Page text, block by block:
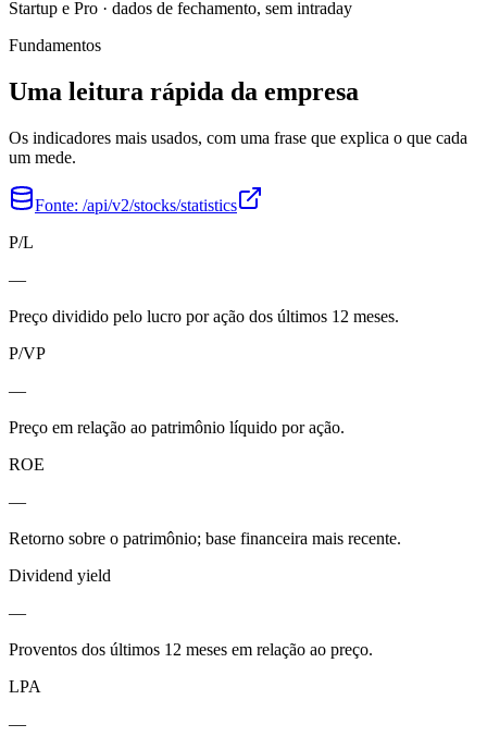
Startup e Pro · dados de fechamento, sem intraday
Fundamentos
Uma leitura rápida da empresa
Os indicadores mais usados, com uma frase que explica o que cada
um mede.
Fonte: /api/v2/stocks/statistics
P/L
—
Preço dividido pelo lucro por ação dos últimos 12 meses.
P/VP
—
Preço em relação ao patrimônio líquido por ação.
ROE
—
Retorno sobre o patrimônio; base financeira mais recente.
Dividend yield
—
Proventos dos últimos 12 meses em relação ao preço.
LPA
—